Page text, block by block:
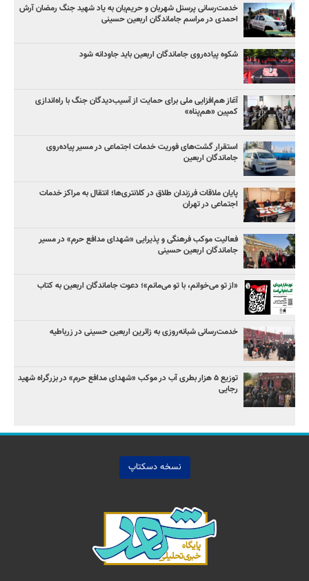
خدمت‌رسانی پرسنل شهربان و حریم‌بان به یاد شهید جنگ رمضان آرش
احمدی در مراسم جاماندگان اربعین حسینی
شکوه پیاده‌روی جاماندگان اربعین باید جاودانه شود
آغاز هم‌افزایی ملی برای حمایت از آسیب‌دیدگان جنگ با راه‌اندازی
کمپین «هم‌پناه»
استقرار گشت‌های فوریت خدمات اجتماعی در مسیر پیاده‌روی
جاماندگان اربعین
پایان ملاقات فرزندان طلاق در کلانتری‌ها؛ انتقال به مراکز خدمات
اجتماعی در تهران
فعالیت موکب فرهنگی و پذیرایی «شهدای مدافع حرم» در مسیر
جاماندگان اربعین حسینی
«از تو می‌خوانم، با تو می‌مانم»؛ دعوت جاماندگان اربعین به کتاب
خدمت‌رسانی شبانه‌روزی به زائرین اربعین حسینی در زرباطیه
توزیع ۵ هزار بطری آب در موکب «شهدای مدافع حرم» در بزرگراه شهید
رجایی
نسخه دسکتاپ